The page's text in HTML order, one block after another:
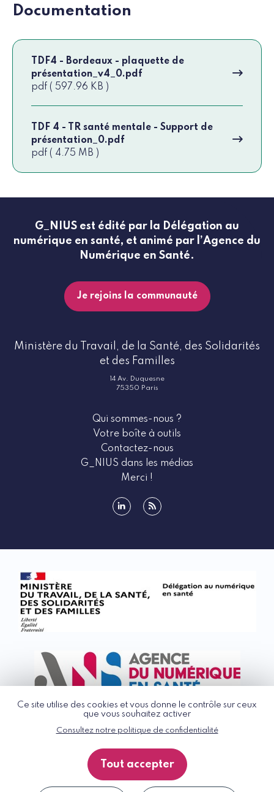
Ce site utilise des cookies et vous donne le contrôle sur ceux
que vous souhaitez activer
Consultez notre politique de confidentialité
Tout accepter
Documentation
TDF4 - Bordeaux - plaquette de
présentation_v4_0.pdf
pdf ( 597.96 KB )
TDF 4 - TR santé mentale - Support de
présentation_0.pdf
pdf ( 4.75 MB )
G_NIUS est édité par la Délégation au
numérique en santé, et animé par l’Agence du
Numérique en Santé.
Je rejoins la communauté
Ministère du Travail, de la Santé, des Solidarités
et des Familles
14 Av. Duquesne
75350 Paris
Qui sommes-nous ?
Votre boîte à outils
Contactez-nous
G_NIUS dans les médias
Merci !
© G_NIUS 2026
Politique de confidentialité
Accessibilité : partiellement conforme